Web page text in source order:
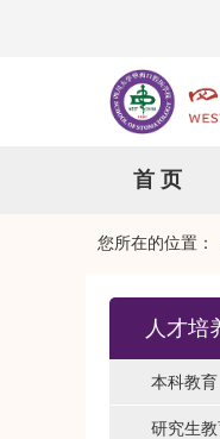
首 页
您所在的位置：
人才培
本科教育
研究生